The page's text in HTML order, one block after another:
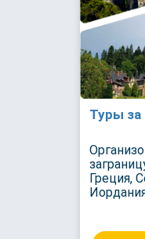
Туры за
Греция,